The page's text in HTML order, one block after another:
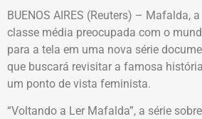
BUENOS AIRES (Reuters) – Mafalda,
classe média preocupada com o
para a tela em uma nova série
que buscará revisitar a famosa
um ponto de vista feminista.
“Voltando a Ler Mafalda”, a série